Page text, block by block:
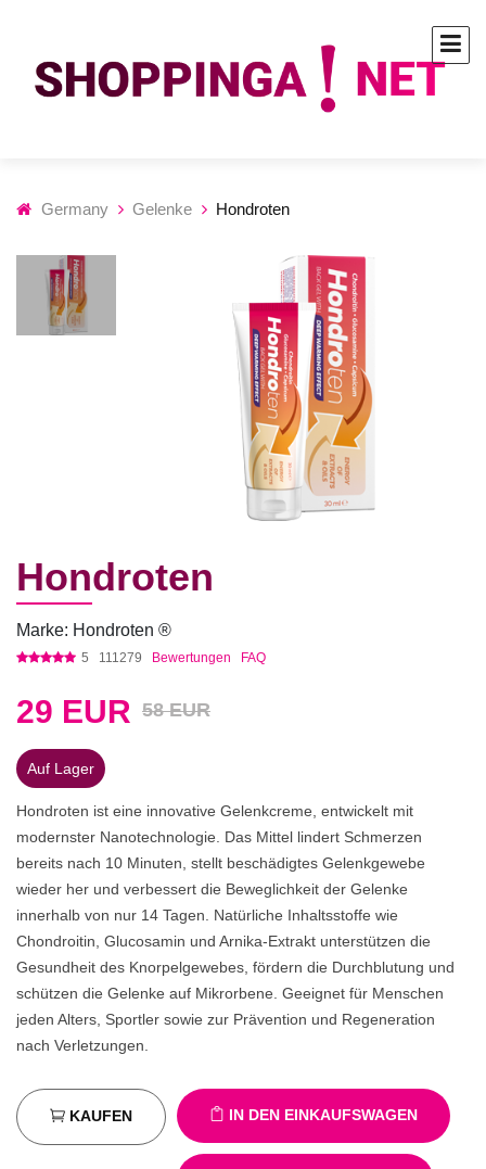
Germany Gelenke Hondroten
Hondroten
Marke: Hondroten ®
5 111279 Bewertungen FAQ
29 EUR 58 EUR
Auf Lager
Hondroten ist eine innovative Gelenkcreme, entwickelt mit
modernster Nanotechnologie. Das Mittel lindert Schmerzen
bereits nach 10 Minuten, stellt beschädigtes Gelenkgewebe
wieder her und verbessert die Beweglichkeit der Gelenke
innerhalb von nur 14 Tagen. Natürliche Inhaltsstoffe wie
Chondroitin, Glucosamin und Arnika-Extrakt unterstützen die
Gesundheit des Knorpelgewebes, fördern die Durchblutung und
schützen die Gelenke auf Mikrorbene. Geeignet für Menschen
jeden Alters, Sportler sowie zur Prävention und Regeneration
nach Verletzungen.
IN DEN EINKAUFSWAGEN
KAUFEN